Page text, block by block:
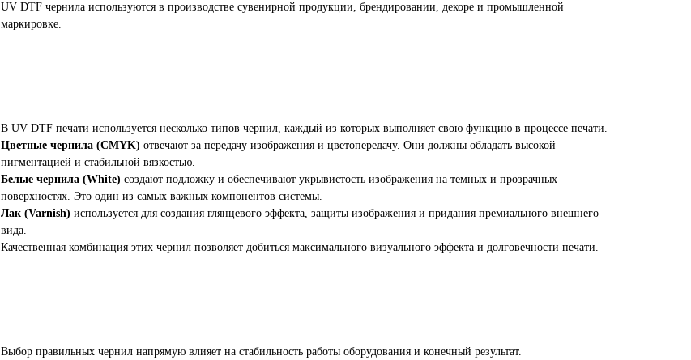
UV DTF чернила используются в производстве сувенирной продукции, брендировании, декоре и промышленной
маркировке.
В UV DTF печати используется несколько типов чернил, каждый из которых выполняет свою функцию в процессе печати.
Цветные чернила (CMYK) отвечают за передачу изображения и цветопередачу. Они должны обладать высокой
пигментацией и стабильной вязкостью.
Белые чернила (White) создают подложку и обеспечивают укрывистость изображения на темных и прозрачных
поверхностях. Это один из самых важных компонентов системы.
Лак (Varnish) используется для создания глянцевого эффекта, защиты изображения и придания премиального внешнего
вида.
Качественная комбинация этих чернил позволяет добиться максимального визуального эффекта и долговечности печати.
Выбор правильных чернил напрямую влияет на стабильность работы оборудования и конечный результат.